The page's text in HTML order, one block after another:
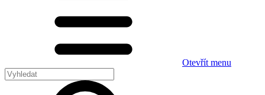
Otevřít menu